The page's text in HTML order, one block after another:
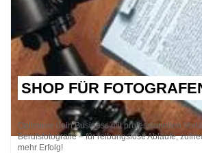
SHOP FÜR
Optimiere dein Business mit professionellen
Berufsfotografie – für reibungslose Abläufe,
mehr Erfolg!